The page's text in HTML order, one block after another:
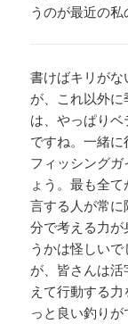
うのが最近の私
書けばキリが
が、これ以外
は、やっぱり
ですね。一緒
フィッシング
ょう。最も全
言する人が常
分で考える力
うかは怪しい
が、皆さんは
えて行動する
っと良い釣りが